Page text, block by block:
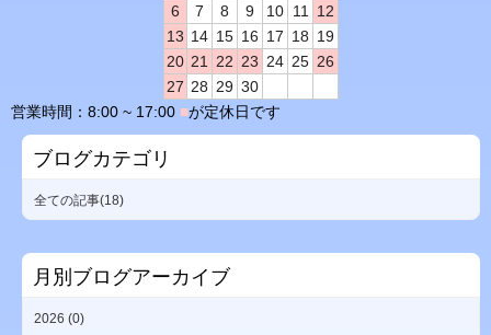
6
7 8 9 10 11
12
13 14 15 16 17 18 19
20 21 22 23 24 25 26
27 28 29 30
営業時間：8:00 ~ 17:00 ■が定休日です
ブログカテゴリ
全ての記事(18)
月別ブログアーカイブ
2026 (0)